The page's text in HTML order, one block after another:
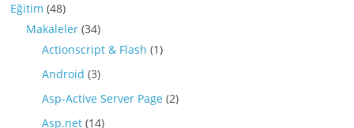
Eğitim (48)
Makaleler (34)
Actionscript & Flash (1)
Android (3)
Asp-Active Server Page (2)
Asp.net (14)